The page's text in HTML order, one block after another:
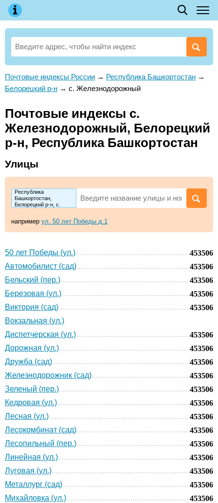
Почтовые индексы России → Республика Башкортостан →
Белорецкий р-н → с. Железнодорожный
Почтовые индексы с.
Железнодорожный, Белорецкий
р-н, Республика Башкортостан
Улицы
Республика
Башкортостан,
Белорецкий р-н, с.
например ул. 50 лет Победы д.1
50 лет Победы (ул.)
453506
Автомобилист (сад)
453506
Бельский (пер.)
453506
Березовая (ул.)
453506
Виктория (сад)
453506
Вокзальная (ул.)
Диспетчерская (ул.)
453506
Дорожная (ул.)
453506
Дружба (сад)
453506
Железнодорожник (сад)
453506
Зеленый (пер.)
453506
Кедровая (ул.)
453506
Лесная (ул.)
453506
Лесокомбинат (сад)
453506
Лесопильный (пер.)
453506
Линейная (ул.)
453506
Луговая (ул.)
453506
Металлург (сад)
453506
Михайловка (ул.)
453506